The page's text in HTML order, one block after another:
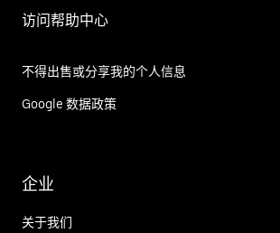
访问帮助中心
不得出售或分享我的个人信息
Google 数据政策
企业
关于我们